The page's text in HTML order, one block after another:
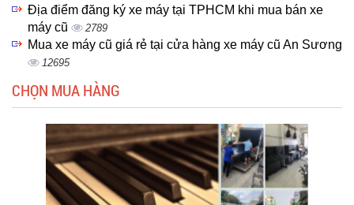
Địa điểm đăng ký xe máy tại TPHCM khi mua bán xe
máy cũ
2789
Mua xe máy cũ giá rẻ tại cửa hàng xe máy cũ An Sương
12695
CHỌN MUA HÀNG